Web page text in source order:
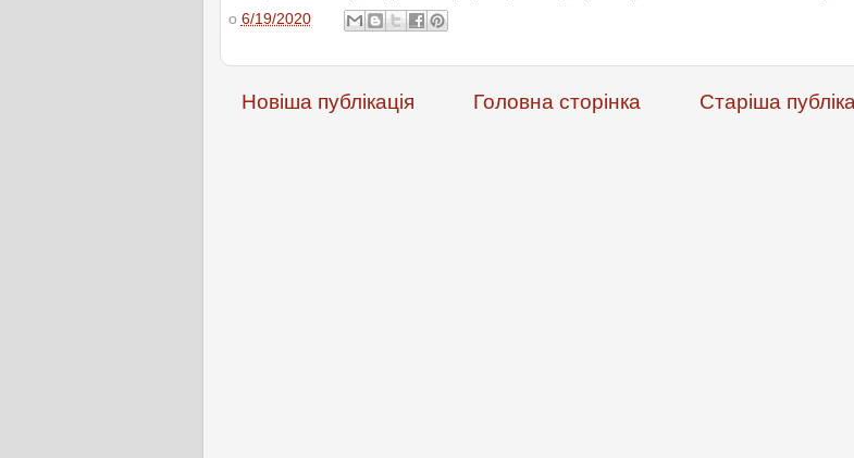
о 6/19/2020
Новіша публікація Старіша
Головна сторінка